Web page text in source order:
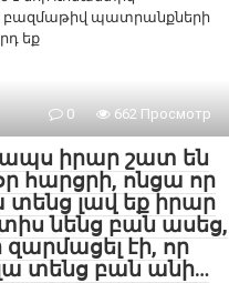
բազմաթիվ պատրանքների
եք
0 662 Просмотр
իրար շատ են
հարցրի, ոնցա որ
տենց լավ եք իրար
նենց բան ասեց,
զարմացել էի, որ
տենց բան անի…